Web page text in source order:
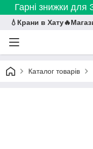
Гарні знижки
💧Крани в
Каталог товарів